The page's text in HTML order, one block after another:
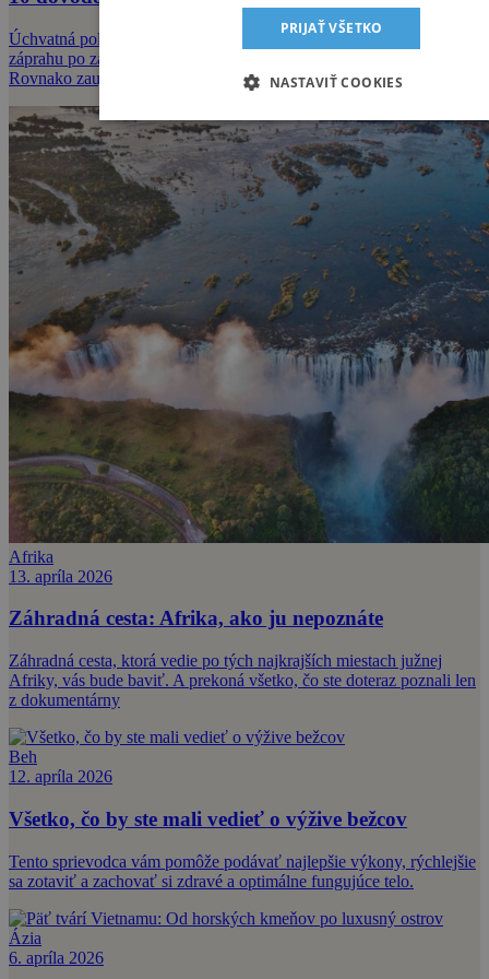
Úchvatná polárna žiara, magické ľadové fjordy alebo jazda v sobom
záprahu po zamrznutých pláňach. Zima v Škandinávii je úžasná.
Rovnako zaujíma
Afrika
13. apríla 2026
Záhradná cesta: Afrika, ako ju nepoznáte
Záhradná cesta, ktorá vedie po tých najkrajších miestach južnej
Afriky, vás bude baviť. A prekoná všetko, čo ste doteraz poznali len
z dokumentárny
Beh
12. apríla 2026
Všetko, čo by ste mali vedieť o výžive bežcov
Tento sprievodca vám pomôže podávať najlepšie výkony, rýchlejšie
sa zotaviť a zachovať si zdravé a optimálne fungujúce telo.
Ázia
6. apríla 2026
PRIJAŤ VŠETKO
NASTAVIŤ COOKIES